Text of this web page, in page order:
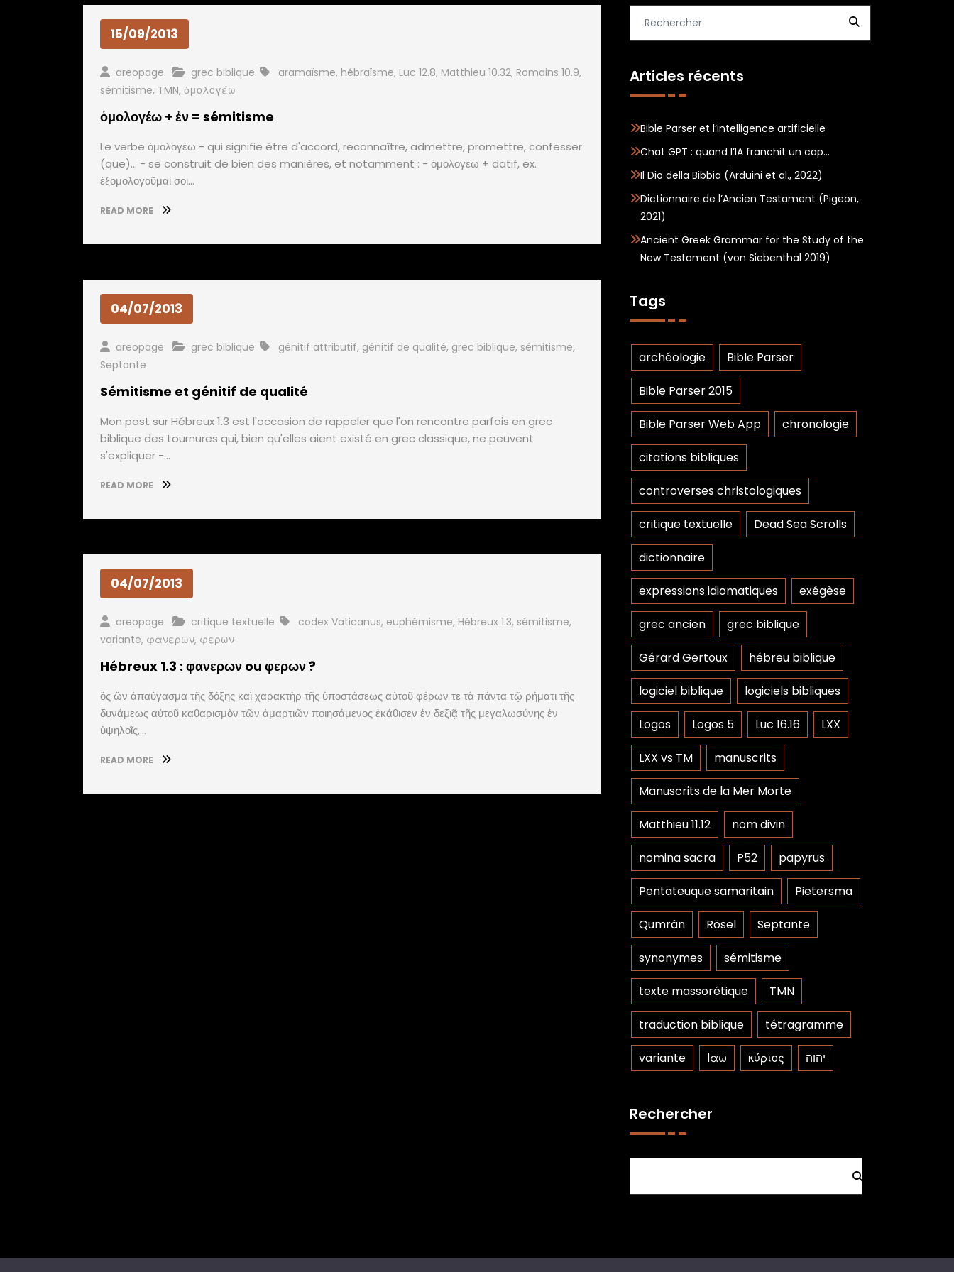
15/09/2013
areopage grec biblique aramaïsme, hébraïsme, Luc 12.8, Matthieu 10.32, Romains 10.9,
sémitisme, TMN, ὁμολογέω
ὁμολογέω + ἐν = sémitisme
Le verbe ὁμολογέω - qui signifie être d'accord, reconnaître, admettre, promettre, confesser
(que)... - se construit de bien des manières, et notamment : - ὁμολογέω + datif, ex.
ἐξομολογοῦμαί σοι…
READ MORE
04/07/2013
areopage grec biblique génitif attributif, génitif de qualité, grec biblique, sémitisme,
Septante
Sémitisme et génitif de qualité
Mon post sur Hébreux 1.3 est l'occasion de rappeler que l'on rencontre parfois en grec
biblique des tournures qui, bien qu'elles aient existé en grec classique, ne peuvent
s'expliquer -…
READ MORE
04/07/2013
areopage critique textuelle codex Vaticanus, euphémisme, Hébreux 1.3, sémitisme,
variante, φανερων, φερων
Hébreux 1.3 : φανερων ou φερων ?
ὃς ὢν ἀπαύγασμα τῆς δόξης καὶ χαρακτὴρ τῆς ὑποστάσεως αὐτοῦ φέρων τε τὰ πάντα τῷ ρήματι τῆς
δυνάμεως αὐτοῦ καθαρισμὸν τῶν ἁμαρτιῶν ποιησάμενος ἐκάθισεν ἐν δεξιᾷ τῆς μεγαλωσύνης ἐν
ὑψηλοῖς,…
READ MORE
Articles récents
Bible Parser et l’intelligence artificielle
Chat GPT : quand l’IA franchit un cap…
Il Dio della Bibbia (Arduini et al., 2022)
Dictionnaire de l’Ancien Testament (Pigeon,
2021)
Ancient Greek Grammar for the Study of the
New Testament (von Siebenthal 2019)
Tags
archéologie Bible Parser
Bible Parser 2015
Bible Parser Web App chronologie
citations bibliques
controverses christologiques
critique textuelle Dead Sea Scrolls
dictionnaire
expressions idiomatiques exégèse
grec ancien grec biblique
Gérard Gertoux hébreu biblique
logiciel biblique logiciels bibliques
Logos Logos 5 Luc 16.16 LXX
LXX vs TM manuscrits
Manuscrits de la Mer Morte
Matthieu 11.12 nom divin
nomina sacra P52 papyrus
Pentateuque samaritain Pietersma
Qumrân Rösel Septante
synonymes sémitisme
texte massorétique TMN
traduction biblique tétragramme
variante Ιαω κύριος יהוה
Rechercher